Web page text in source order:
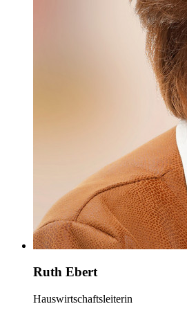
Ruth Ebert
Hauswirtschaftsleiterin